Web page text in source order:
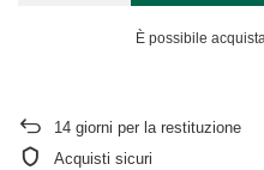
È possibile
14 giorni per la restituzione
Acquisti sicuri